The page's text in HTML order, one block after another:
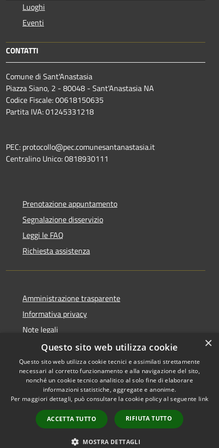
Luoghi
Eventi
CONTATTI
Comune di Sant'Anastasia
Piazza Siano, 2 - 80048 - Sant'Anastasia NA
Codice Fiscale: 00618150635
Partita IVA: 01245331218
PEC: protocollo@pec.comunesantanastasia.it
Centralino Unico: 0818930111
Prenotazione appuntamento
Segnalazione disservizio
Leggi le FAQ
Richiesta assistenza
Amministrazione trasparente
Informativa privacy
Note legali
Dichiarazione di accessibilità
RSS
Accessibilità
Copyright © 2026 • Comune di
Sant'Anastasia • Powered by
Municipium•
Accesso
redazione
×
Questo sito web utilizza cookie
Questo sito web utilizza cookie tecnici e assimilati strettamente
necessari al corretto funzionamento e alla navigazione del sito,
nonché un cookie tecnico analitico al solo fine di elaborare
informazioni statistiche, aggregate e anonime.
Per maggiori dettagli, può consultare la cookie policy al seguente link
ACCETTA TUTTO RIFIUTA TUTTO
MOSTRA DETTAGLI